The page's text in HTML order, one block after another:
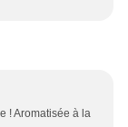
! Aromatisée à la